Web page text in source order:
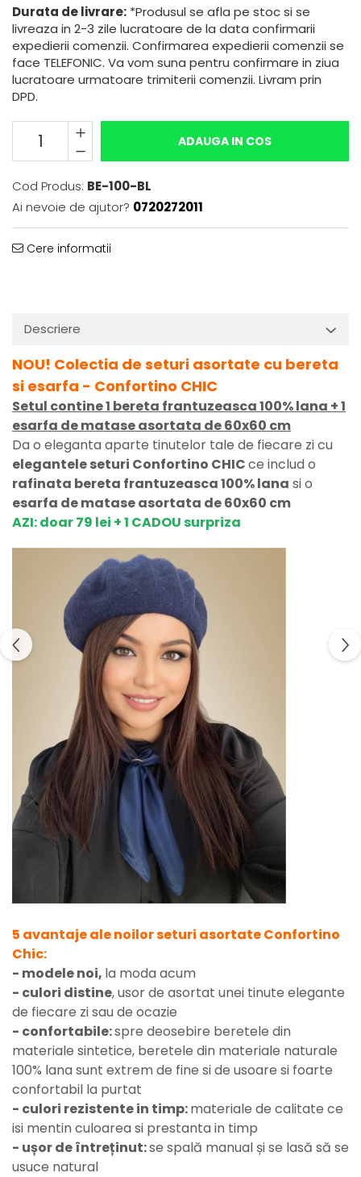
Durata de livrare: *Produsul se afla pe stoc si se
livreaza in 2-3 zile lucratoare de la data confirmarii
expedierii comenzii. Confirmarea expedierii comenzii se
face TELEFONIC. Va vom suna pentru confirmare in ziua
lucratoare urmatoare trimiterii comenzii. Livram prin
DPD.
ADAUGA IN COS
Cod Produs: BE-100-BL
Ai nevoie de ajutor? 0720272011
Cere informatii
Descriere
NOU! Colectia de seturi asortate cu bereta
si esarfa - Confortino CHIC
Setul contine 1 bereta frantuzeasca 100% lana + 1
esarfa de matase asortata de 60x60 cm
Da o eleganta aparte tinutelor tale de fiecare zi cu
elegantele seturi Confortino CHICce includ o
rafinata bereta frantuzeasca 100% lana si o
esarfa de matase asortata de 60x60 cm
AZI: doar 79 lei + 1 CADOU surpriza
5 avantaje ale noilor seturi asortate Confortino
Chic:
- modele noi, la moda acum
- culori distine, usor de asortat unei tinute elegante
de fiecare zi sau de ocazie
- confortabile:spre deosebire beretele din
materiale sintetice, beretele din materiale naturale
100% lana sunt extrem de fine si de usoare si foarte
confortabil la purtat
- culori rezistente in timp:materiale de calitate ce
isi mentin culoarea si prestanta in timp
- ușor de întreținut:se spală manual și se lasă să se
usuce natural